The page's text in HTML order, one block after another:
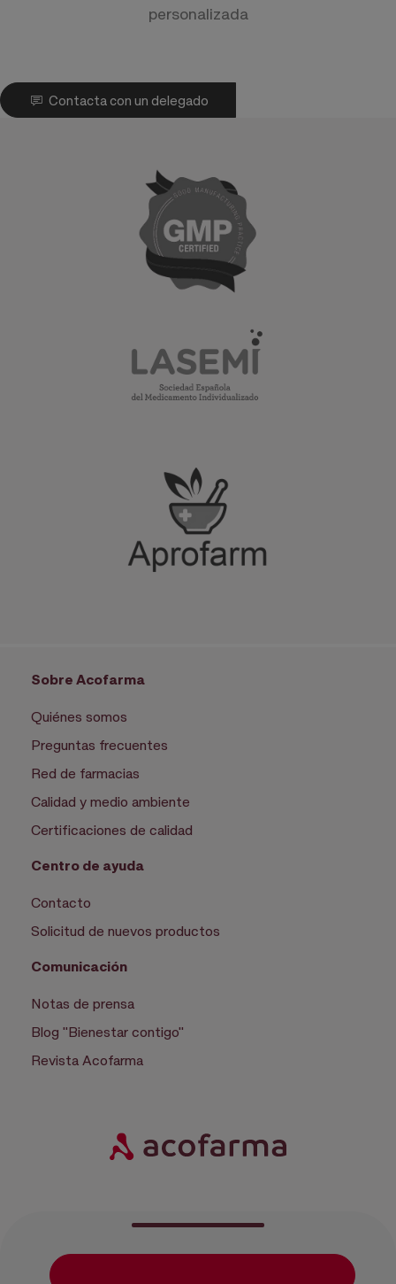
personalizada
Contacta con un delegado
Sobre Acofarma
Quiénes somos
Preguntas frecuentes
Red de farmacias
Calidad y medio ambiente
Certificaciones de calidad
Centro de ayuda
Contacto
Solicitud de nuevos productos
Comunicación
Notas de prensa
Blog "Bienestar contigo"
Revista Acofarma
Política de privacidad|Política de cookies|Configurar cookies